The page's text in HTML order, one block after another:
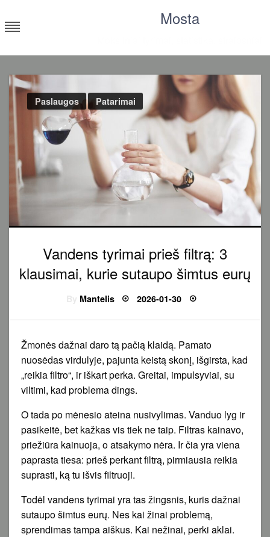
to
content
Mosta
Paslaugos Patarimai
Vandens tyrimai prieš filtrą: 3
klausimai, kurie sutaupo šimtus eurų
Mantelis Posted
on
2026-01-30
Žmonės dažnai daro tą pačią klaidą. Pamato
nuosėdas virdulyje, pajunta keistą skonį, išgirsta, kad
„reikia filtro“, ir iškart perka. Greitai, impulsyviai, su
viltimi, kad problema dings.
O tada po mėnesio ateina nusivylimas. Vanduo lyg ir
pasikeitė, bet kažkas vis tiek ne taip. Filtras kainavo,
priežiūra kainuoja, o atsakymo nėra. Ir čia yra viena
paprasta tiesa: prieš perkant filtrą, pirmiausia reikia
suprasti, ką tu išvis filtruoji.
Todėl vandens tyrimai yra tas žingsnis, kuris dažnai
sutaupo šimtus eurų. Nes kai žinai problemą,
sprendimas tampa aiškus. Kai nežinai, perki aklai.